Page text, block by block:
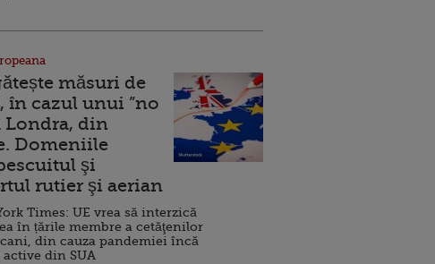
măsuri de
în cazul unui ”no
Londra, din
Domeniile
şi
rutier şi aerian
Times: UE vrea să interzică
în țările membre a cetăţenilor
din cauza pandemiei încă
active din SUA